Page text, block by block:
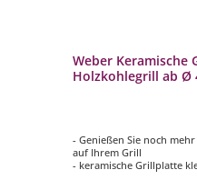
Weber
Holzkohlegrill ab Ø
- Genießen Sie noch
auf Ihrem Grill
- keramische Grillplatte